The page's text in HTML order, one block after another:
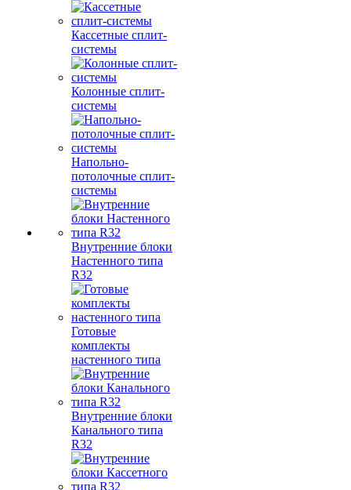
Кассетные сплит-
системы
Колонные сплит-
системы
Напольно-
потолочные сплит-
системы
Внутренние блоки
Настенного типа
R32
Готовые
комплекты
настенного типа
Внутренние блоки
Канального типа
R32